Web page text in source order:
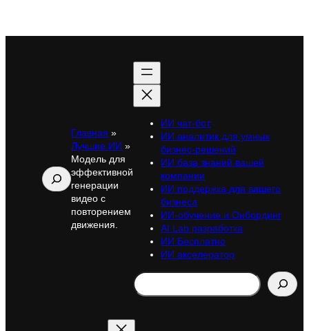
Поиск
Главная »
Лучшие ИИ »
Модель для
эффективной
генерации
видео с
повторением
движения.
ИИ чат-бот
ИИ аналитик для умных
бизнес-решений
ИИ база знаний вашей
компании
ИИ поддержка для вашего
бизнеса
ИИ-обучение и Онбординг
AI Lab разработка
ИИ Бесплатно
ИИ акселератор
Search